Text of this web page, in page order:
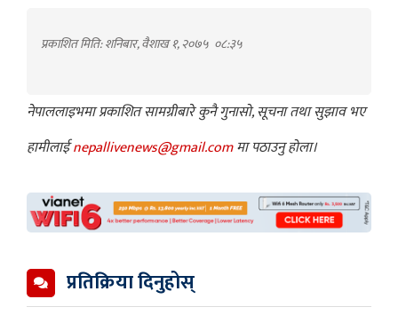
प्रकाशित मिति: शनिबार, वैशाख १, २०७५ ०८:३५
नेपाललाइभमा प्रकाशित सामग्रीबारे कुनै गुनासो, सूचना तथा सुझाव भए
हामीलाईnepallivenews@gmail.comमा पठाउनु होला।
प्रतिक्रिया दिनुहोस्